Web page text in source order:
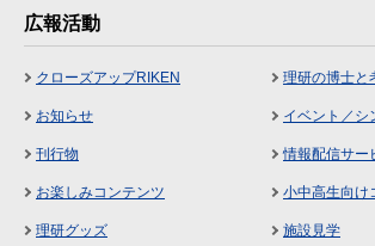
広報活動
クローズアップRIKEN 理研の博士と
お知らせ イベント／シ
刊行物 情報配信サー
お楽しみコンテンツ 小中高生向け
理研グッズ 施設見学